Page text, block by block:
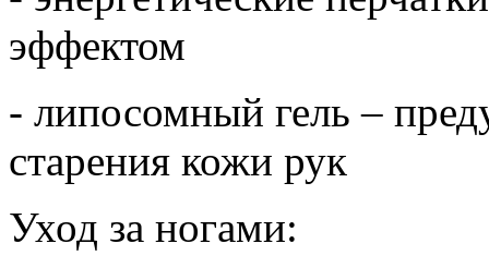
эффектом
- липосомный гель –
старения кожи рук
Уход за ногами: